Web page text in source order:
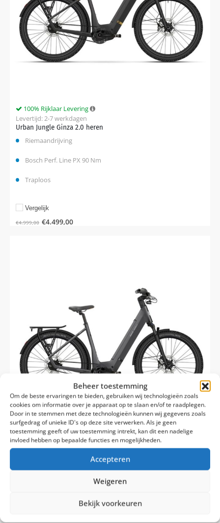
Beheer toestemming
Om de beste ervaringen te bieden, gebruiken wij technologieën zoals
cookies om informatie over je apparaat op te slaan en/of te raadplegen.
Door in te stemmen met deze technologieën kunnen wij gegevens zoals
surfgedrag of unieke ID's op deze site verwerken. Als je geen
toestemming geeft of uw toestemming intrekt, kan dit een nadelige
invloed hebben op bepaalde functies en mogelijkheden.
Accepteren
Weigeren
Bekijk voorkeuren
Urban Jungle Ginza 2.0 heren
100% Rijklaar Levering
Levertijd: 2-7 werkdagen
Riemaandrijving
Bosch Perf. Line PX 90 Nm
Traploos
€4.999,00 €4.499,00
Vergelijk
100% Rijklaar Levering
Bosch Perf. Line 75 Nm